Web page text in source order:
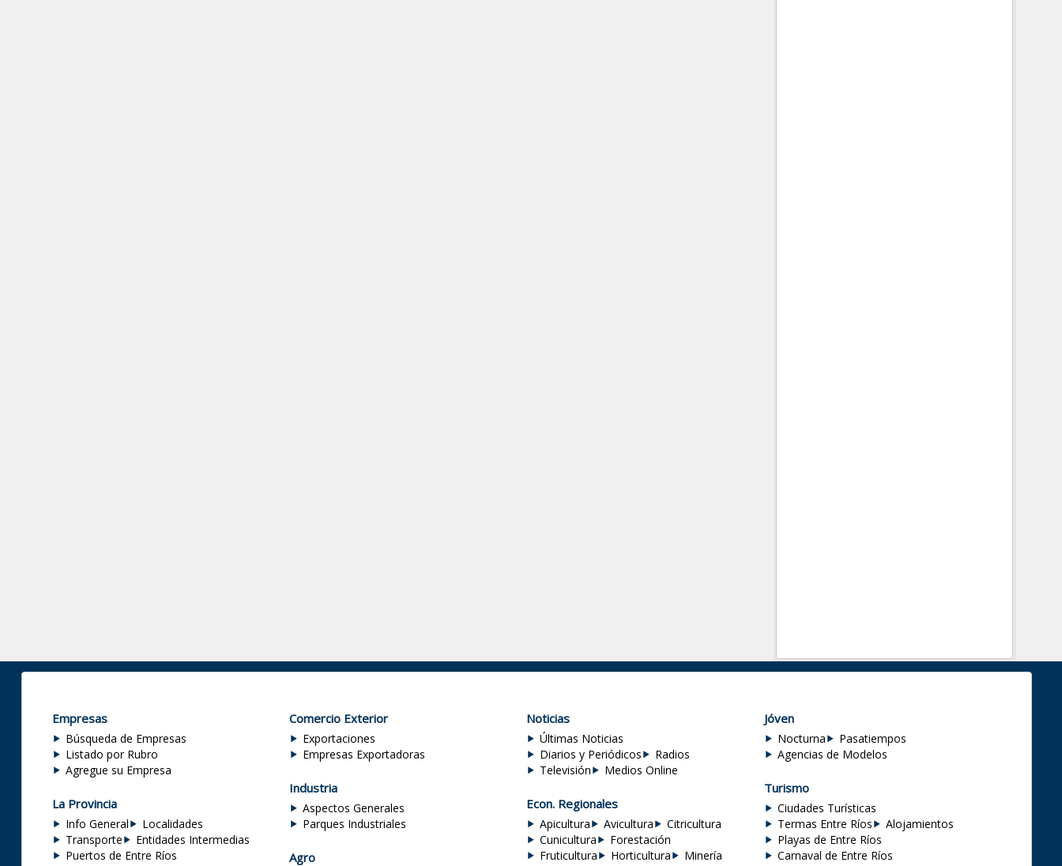
Empresas
Búsqueda de Empresas
Listado por Rubro
Agregue su Empresa
La Provincia
Info General
Localidades
Transporte
Entidades Intermedias
Puertos de Entre Ríos
Comercio Exterior
Exportaciones
Empresas Exportadoras
Industria
Aspectos Generales
Parques Industriales
Agro
Noticias
Últimas Noticias
Diarios y Periódicos
Radios
Televisión
Medios Online
Econ. Regionales
Apicultura Avicultura
Citricultura
Cunicultura
Forestación
Fruticultura
Horticultura
Minería
Jóven
Nocturna
Pasatiempos
Agencias de Modelos
Turismo
Ciudades Turísticas
Termas Entre Ríos
Alojamientos
Playas de Entre Ríos
Carnaval de Entre Ríos